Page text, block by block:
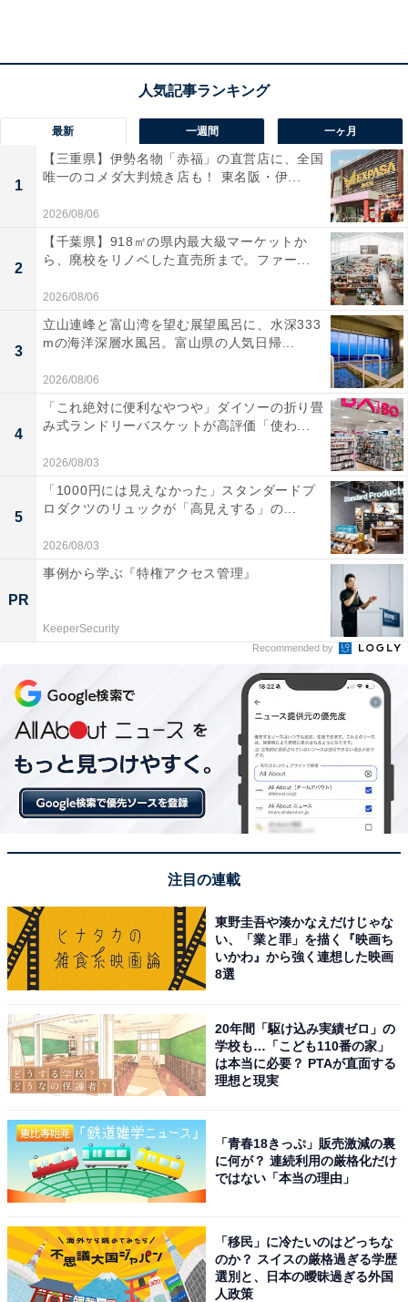
が楽しかった」と好評。温泉も観光も満喫したい人にぴ
ったりのホテルです。
楽天トラベルの「5と0のつく日」キャンペーンと
楽天トラベルでは、毎月5日・10日・15日・20日・25
日・30日に特別キャンペーンを実施。対象日にエントリ
ー＆予約をすると、宿泊料金が特別価格になるほか、ポ
イント還元率もアップします。
さらに、キャンペーン対象施設の中には、期間限定のス
ペシャルプランや豪華特典が付く場合もあります。旅行
をお得に楽しみたい方は、ぜひこの機会を活用しましょ
う。
＞楽天トラベルでキャンペーンを見る
※掲載されている情報は記事公開時のものです。あらか
じめご了承ください。また、記事中の宿泊プランを予約
すると、売上の一部がオールアバウトに還元されること
この記事の執筆者：
All About ニュース お買
いもの部
のがもっと楽しく、もっとお得になる情報をお届け。編集部員によ
る独自レビューなど、ここでしか手に入らない情報も満載です。
...続きを読む
【楽天トラベルセール】「松島温泉 ホテル絶
景の館」が今だけ特別価格に！ 松島湾を一望す
る圧巻の眺望宿【10月22日】
最新 一週間 一ヶ月
1
【三重県】伊勢名物「赤福」の直営店に、全国
唯一のコメダ大判焼き店も！ 東名阪・伊...
2026/08/06
2
【千葉県】918㎡の県内最大級マーケットか
ら、廃校をリノベした直売所まで。ファー...
2026/08/06
3
立山連峰と富山湾を望む展望風呂に、水深333
mの海洋深層水風呂。富山県の人気日帰...
2026/08/06
4
「これ絶対に便利なやつや」ダイソーの折り畳
み式ランドリーバスケットが高評価「使わ...
2026/08/03
5
「1000円には見えなかった」スタンダードプ
ロダクツのリュックが「高見えする」の...
2026/08/03
PR
事例から学ぶ『特権アクセス管理』
KeeperSecurity
Recommended by
注目の連載
東野圭吾や湊かなえだけじゃな
い、「業と罪」を描く『映画ち
いかわ』から強く連想した映画
8選
20年間「駆け込み実績ゼロ」の
学校も…「こども110番の家」
は本当に必要？ PTAが直面する
理想と現実
「青春18きっぷ」販売激減の裏
に何が？ 連続利用の厳格化だけ
ではない「本当の理由」
「移民」に冷たいのはどっちな
のか？ スイスの厳格過ぎる学歴
選別と、日本の曖昧過ぎる外国
人政策